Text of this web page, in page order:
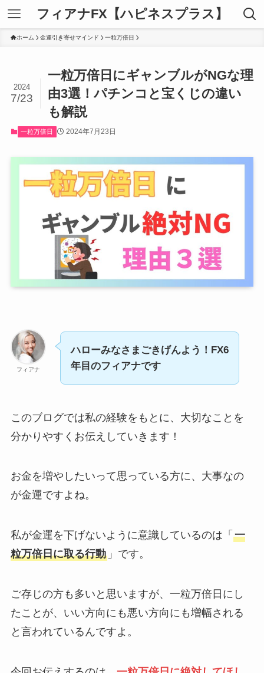
フィアナFX【ハピネスプラス】
ホーム 金運引き寄せマインド 一粒万倍日
一粒万倍日にギャンブルがNGな理
由3選！パチンコと宝くじの違い
も解説
2024
7/23
一粒万倍日 2024年7月23日
フィアナ
ハローみなさまごきげんよう！FX6
年目のフィアナです
このブログでは私の経験をもとに、大切なことを
分かりやすくお伝えしていきます！
お金を増やしたいって思っている方に、大事なの
が金運ですよね。
私が金運を下げないように意識しているのは「 一
粒万倍日に取る行動」です。
ご存じの方も多いと思いますが、一粒万倍日にし
たことが、いい方向にも悪い方向にも増幅される
と言われているんですよ。